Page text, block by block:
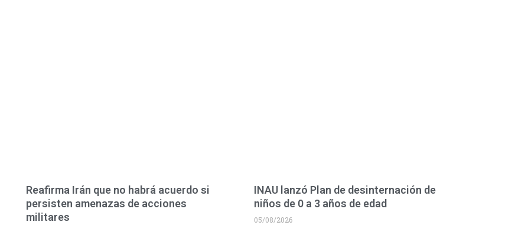
Reafirma Irán que no habrá acuerdo si
persisten amenazas de acciones
militares
INAU lanzó Plan de desinternación de
niños de 0 a 3 años de edad
05/08/2026